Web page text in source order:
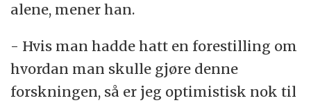
alene, mener han.
- Hvis man hadde hatt en forestilling om
hvordan man skulle gjøre denne
forskningen, så er jeg optimistisk nok til